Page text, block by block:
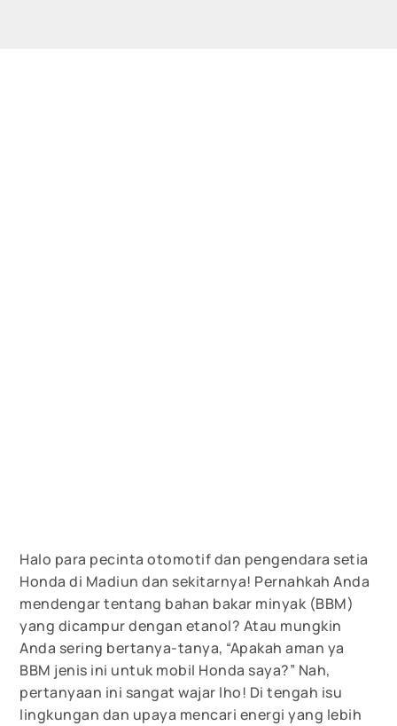
Halo para pecinta otomotif dan pengendara setia
Honda di Madiun dan sekitarnya! Pernahkah Anda
mendengar tentang bahan bakar minyak (BBM)
yang dicampur dengan etanol? Atau mungkin
Anda sering bertanya-tanya, “Apakah aman ya
BBM jenis ini untuk mobil Honda saya?” Nah,
pertanyaan ini sangat wajar lho! Di tengah isu
lingkungan dan upaya mencari energi yang lebih